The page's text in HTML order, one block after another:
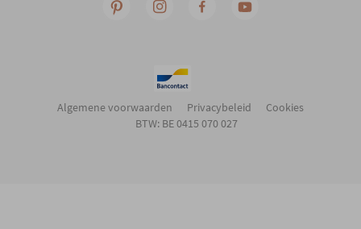
Algemene voorwaarden Privacybeleid
Cookies
BTW: BE 0415 070 027